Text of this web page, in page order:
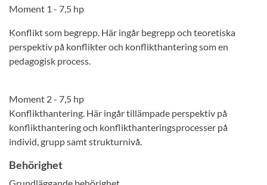
Moment 1 - 7,5 hp
Konflikt som begrepp. Här ingår begrepp och teoretiska
perspektiv på konflikter och konflikthantering som en
pedagogisk process.
Moment 2 - 7,5 hp
Konflikthantering. Här ingår tillämpade perspektiv på
konflikthantering och konflikthanteringsprocesser på
individ, grupp samt strukturnivå.
Behörighet